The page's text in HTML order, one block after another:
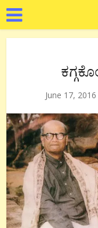
June 17, 2016